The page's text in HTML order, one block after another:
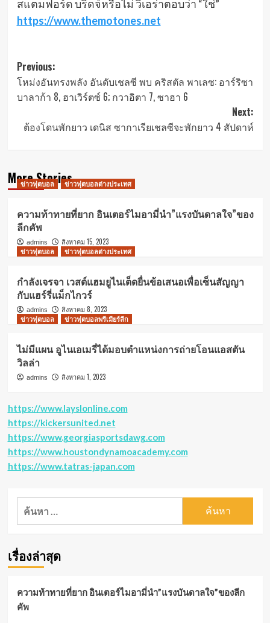
สแตมฟอร์ด บริดจ์หรือไม่ วิเอร่าตอบว่า “ใช่”
https://www.themotones.net
Post
navigation
Previous:
โหม่งอันทรงพลัง อันดับเชลซี พบ คริสตัล พาเลซ: อาร์ริซา
บาลาก้า 8, ฮาเวิร์ตซ์ 6; กวาอิตา 7, ซาฮา 6
Next:
ต้องโดนพักยาว เดนิส ซากาเรียเชลซีจะพักยาว 4 สัปดาห์
More Stories
ข่าวฟุตบอล ข่าวฟุตบอลต่างประเทศ
ความท้าทายที่ยาก อินเตอร์ไมอามี่นำ”แรงบันดาลใจ”ของ
ลีกคัพ
admins
สิงหาคม 15, 2023
ข่าวฟุตบอล
ข่าวฟุตบอลต่างประเทศ
กำลังเจรจา เวสต์แฮมยูไนเต็ดยื่นข้อเสนอเพื่อเซ็นสัญญา
กับแฮร์รี่แม็กไกวร์
admins
สิงหาคม 8, 2023
ข่าวฟุตบอล
ข่าวฟุตบอลพรีเมียร์ลีก
ไม่มีแผน อูไนเอเมรี่ได้มอบตำแหน่งการถ่ายโอนแอสตัน
วิลล่า
admins สิงหาคม 1, 2023
https://www.layslonline.com
https://kickersunited.net
https://www.georgiasportsdawg.com
https://www.houstondynamoacademy.com
https://www.tatras-japan.com
ค้นหา
เรื่องล่าสุด
ความท้าทายที่ยาก อินเตอร์ไมอามี่นำ”แรงบันดาลใจ”ของลีก
คัพ